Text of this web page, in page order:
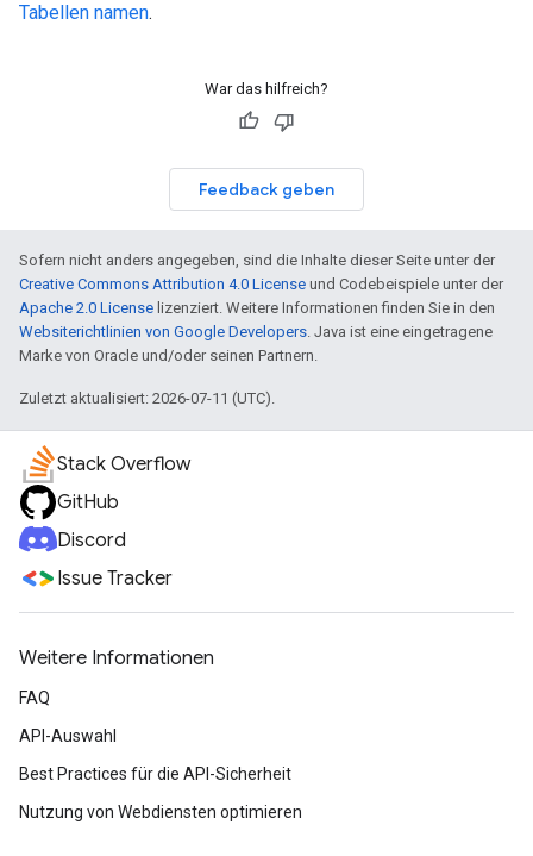
Tabellen namen.
War das hilfreich?
Feedback geben
Sofern nicht anders angegeben, sind die Inhalte dieser Seite unter der
Creative Commons Attribution 4.0 License und Codebeispiele unter der
Apache 2.0 License lizenziert. Weitere Informationen finden Sie in den
Websiterichtlinien von Google Developers. Java ist eine eingetragene
Marke von Oracle und/oder seinen Partnern.
Zuletzt aktualisiert: 2026-07-11 (UTC).
Stack Overflow
GitHub
Discord
Issue Tracker
Weitere Informationen
FAQ
API-Auswahl
Best Practices für die API-Sicherheit
Nutzung von Webdiensten optimieren